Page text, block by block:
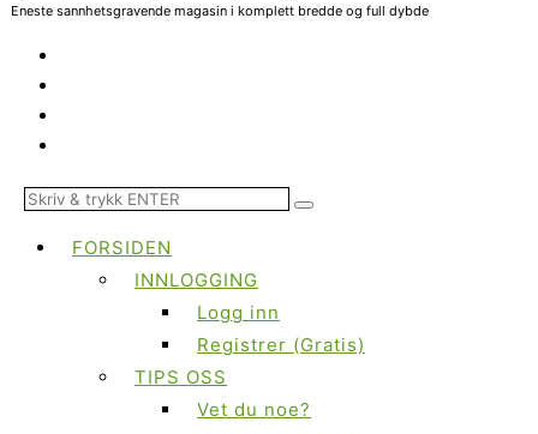
Eneste sannhetsgravende magasin i komplett bredde og full dybde
FORSIDEN
INNLOGGING
Logg inn
Registrer (Gratis)
TIPS OSS
Vet du noe?